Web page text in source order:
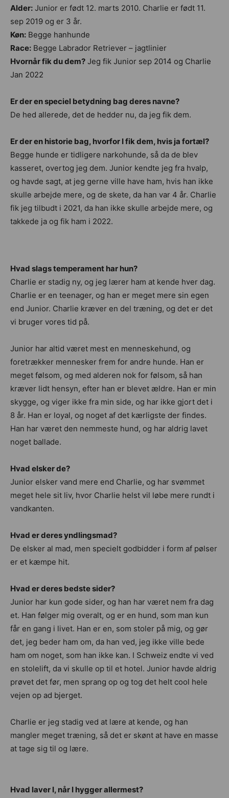
Alder: Junior er født 12. marts 2010. Charlie er født 11.
sep 2019 og er 3 år.
Køn: Begge hanhunde
Race: Begge Labrador Retriever – jagtlinier
Hvornår fik du dem? Jeg fik Junior sep 2014 og Charlie
Jan 2022
Er der en speciel betydning bag deres navne?
De hed allerede, det de hedder nu, da jeg fik dem.
Er der en historie bag, hvorfor I fik dem, hvis ja fortæl?
Begge hunde er tidligere narkohunde, så da de blev
kasseret, overtog jeg dem. Junior kendte jeg fra hvalp,
og havde sagt, at jeg gerne ville have ham, hvis han ikke
skulle arbejde mere, og de skete, da han var 4 år. Charlie
fik jeg tilbudt i 2021, da han ikke skulle arbejde mere, og
takkede ja og fik ham i 2022.
Hvad slags temperament har hun?
Charlie er stadig ny, og jeg lærer ham at kende hver dag.
Charlie er en teenager, og han er meget mere sin egen
end Junior. Charlie kræver en del træning, og det er det
vi bruger vores tid på.
Junior har altid været mest en menneskehund, og
foretrækker mennesker frem for andre hunde. Han er
meget følsom, og med alderen nok for følsom, så han
kræver lidt hensyn, efter han er blevet ældre. Han er min
skygge, og viger ikke fra min side, og har ikke gjort det i
8 år. Han er loyal, og noget af det kærligste der findes.
Han har været den nemmeste hund, og har aldrig lavet
noget ballade.
Hvad elsker de?
Junior elsker vand mere end Charlie, og har svømmet
meget hele sit liv, hvor Charlie helst vil løbe mere rundt i
vandkanten.
Hvad er deres yndlingsmad?
De elsker al mad, men specielt godbidder i form af pølser
er et kæmpe hit.
Hvad er deres bedste sider?
Junior har kun gode sider, og han har været nem fra dag
et. Han følger mig overalt, og er en hund, som man kun
får en gang i livet. Han er en, som stoler på mig, og gør
det, jeg beder ham om, da han ved, jeg ikke ville bede
ham om noget, som han ikke kan. I Schweiz endte vi ved
en stolelift, da vi skulle op til et hotel. Junior havde aldrig
prøvet det før, men sprang op og tog det helt cool hele
vejen op ad bjerget.
Charlie er jeg stadig ved at lære at kende, og han
mangler meget træning, så det er skønt at have en masse
at tage sig til og lære.
Hvad laver I, når I hygger allermest?